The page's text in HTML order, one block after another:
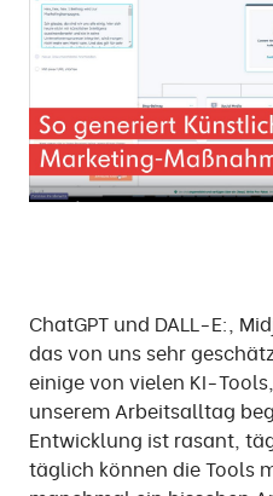
ChatGPT und DALL-E:,
das von uns sehr
einige von vielen KI-
unserem Arbeitsalltag
Entwicklung ist rasant,
täglich können die Tools